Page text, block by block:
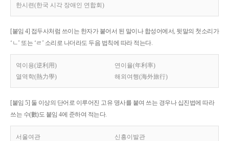
한시련(한국 시각 장애인 연합회)
[붙임 4] 접두사처럼 쓰이는 한자가 붙어서 된 말이나 합성어에서, 뒷말의 첫소리가
‘ㄴ’ 또는 ‘ㄹ’ 소리로 나더라도 두음 법칙에 따라 적는다.
역이용(逆利用)
연이율(年利率)
열역학(熱力學)
해외여행(海外旅行)
[붙임 5] 둘 이상의 단어로 이루어진 고유 명사를 붙여 쓰는 경우나 십진법에 따라
쓰는 수(數)도 붙임 4에 준하여 적는다.
서울여관 신흥이발관